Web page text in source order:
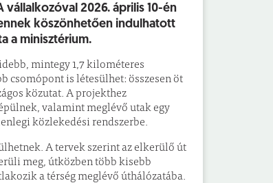
2026. április 10-én
köszönhetően indulhatott
a minisztérium.
mintegy 1,7 kilométeres
csomópont is létesülhet: összesen öt
közutat. A projekthez
valamint meglévő utak egy
közlekedési rendszerbe.
A tervek szerint az elkerülő út
meg, útközben több kisebb
a térség meglévő úthálózatába.